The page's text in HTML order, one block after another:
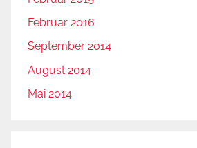
Februar 2016
September 2014
August 2014
Mai 2014